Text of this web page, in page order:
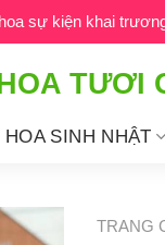
sự kiện khai
TƯƠI
HOA SINH NHẬT
TRANG